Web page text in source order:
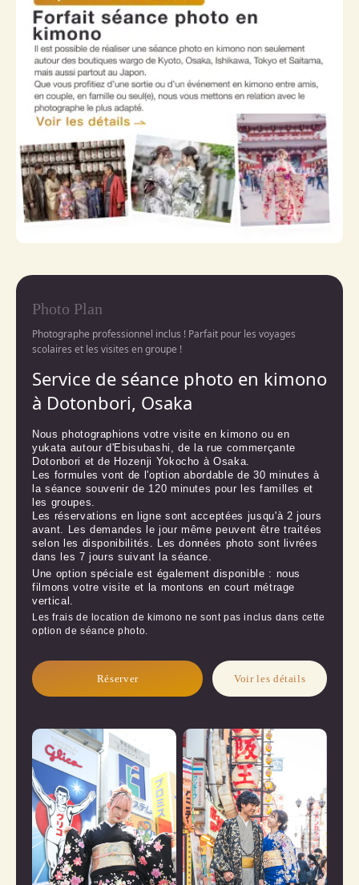
Photo Plan
Photographe professionnel inclus ! Parfait pour les voyages
scolaires et les visites en groupe !
Service de séance photo en kimono
à Dotonbori, Osaka
Nous photographions votre visite en kimono ou en
yukata autour d'Ebisubashi, de la rue commerçante
Dotonbori et de Hozenji Yokocho à Osaka.
Les formules vont de l'option abordable de 30 minutes à
la séance souvenir de 120 minutes pour les familles et
les groupes.
Les réservations en ligne sont acceptées jusqu'à 2 jours
avant. Les demandes le jour même peuvent être traitées
selon les disponibilités. Les données photo sont livrées
dans les 7 jours suivant la séance.
Une option spéciale est également disponible : nous
filmons votre visite et la montons en court métrage
vertical.
Les frais de location de kimono ne sont pas inclus dans cette
option de séance photo.
Réserver Voir les détails